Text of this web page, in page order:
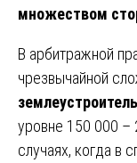
множеством
В арбитражной
чрезвычайной
уровне 150 000 –
случаях, когда в